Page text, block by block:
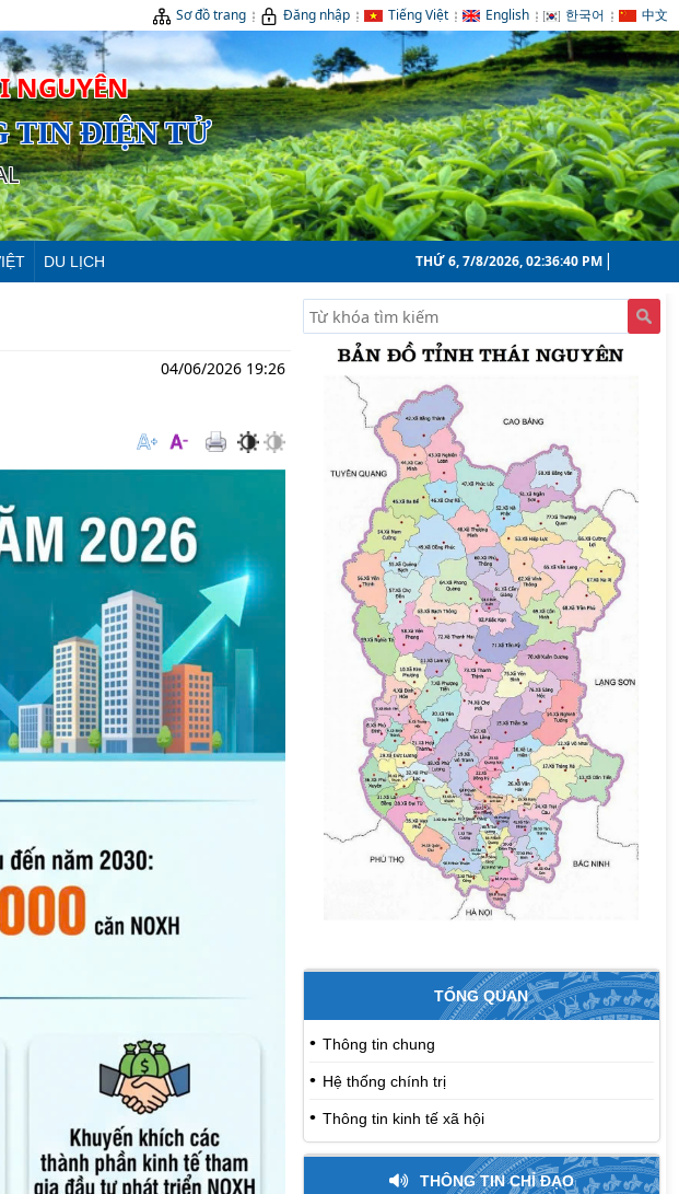
Sơ đồ trang Đăng nhập Tiếng Việt English 한국어 中文
NGUYÊN
TIN ĐIỆN TỬ
DU LỊCH THỨ 6, 7/8/2026, 02:36:42 PM
04/06/2026 19:26
TỔNG QUAN
Thông tin chung
Hệ thống chính trị
Thông tin kinh tế xã hội
THÔNG TIN CHỈ ĐẠO